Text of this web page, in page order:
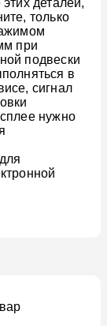
деталей,
только
при
подвески
в
сигнал
нужно